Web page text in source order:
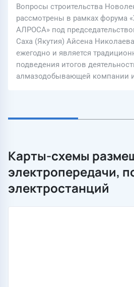
Вопросы строительства
рассмотрены в рамках форума
АЛРОСА» под
Саха (Якутия) Айсена
ежегодно и является
подведения итогов
алмазодобывающей компании
Карты-схемы
электропередачи,
электростанций